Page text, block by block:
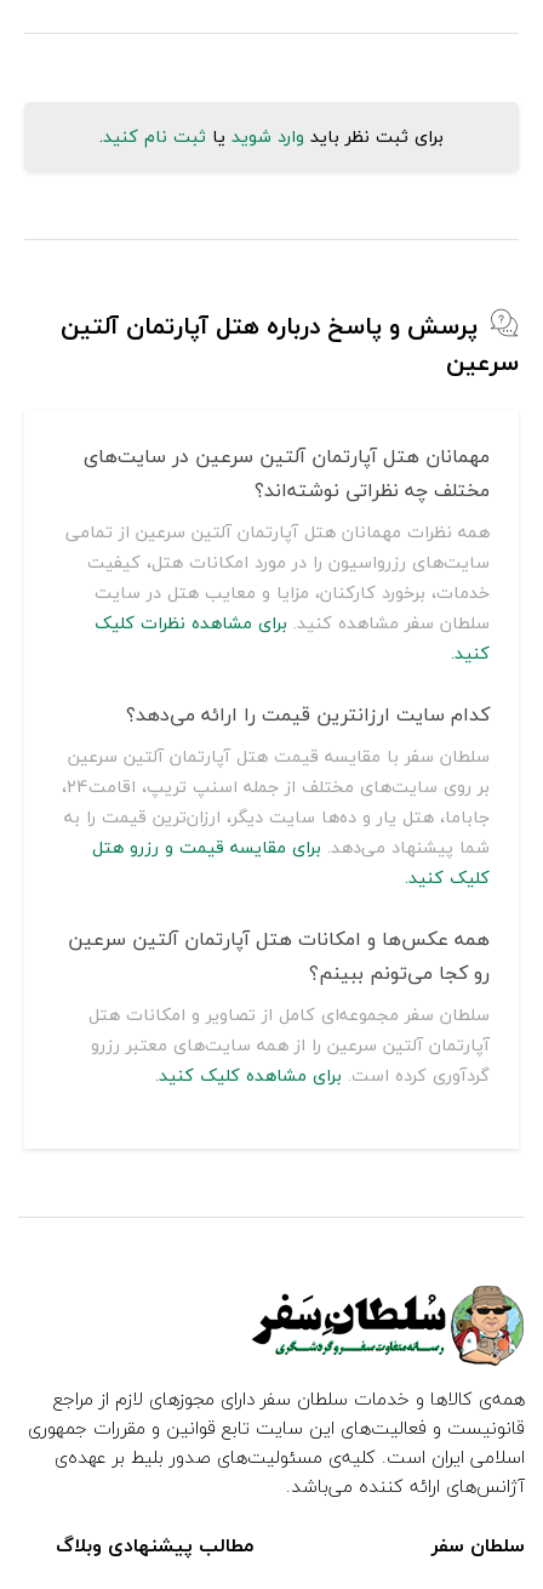
برای ثبت نظر باید وارد شوید یا ثبت نام کنید.
پرسش و پاسخ درباره هتل آپارتمان آلتین
سرعین
مهمانان هتل آپارتمان آلتین سرعین در سایت‌های
مختلف چه نظراتی نوشته‌اند؟
همه نظرات مهمانان هتل آپارتمان آلتین سرعین از تمامی
سایت‌های رزرواسیون را در مورد امکانات هتل، کیفیت
خدمات، برخورد کارکنان، مزایا و معایب هتل در سایت
سلطان سفر مشاهده کنید. برای مشاهده نظرات کلیک
کنید.
کدام سایت ارزانترین قیمت را ارائه می‌دهد؟
سلطان سفر با مقایسه قیمت هتل آپارتمان آلتین سرعین
بر روی سایت‌های مختلف از جمله اسنپ تریپ، اقامت24،
جاباما، هتل یار و ده‌ها سایت دیگر، ارزان‌ترین قیمت را به
شما پیشنهاد می‌دهد. برای مقایسه قیمت و رزرو هتل
کلیک کنید.
همه عکس‌ها و امکانات هتل آپارتمان آلتین سرعین
رو کجا می‌تونم ببینم؟
سلطان سفر مجموعه‌ای کامل از تصاویر و امکانات هتل
آپارتمان آلتین سرعین را از همه سایت‌های معتبر رزرو
گردآوری کرده است. برای مشاهده کلیک کنید.
همه‌ی کالاها و خدمات سلطان سفر دارای مجوزهای لازم از مراجع
قانونیست و فعالیت‌های این سایت تابع قوانین و مقررات جمهوری
اسلامی ایران است. کلیه‌ی مسئولیت‌های صدور بلیط بر عهده‌ی
آژانس‌های ارائه کننده می‌باشد.
سلطان سفر مطالب پیشنهادی وبلاگ